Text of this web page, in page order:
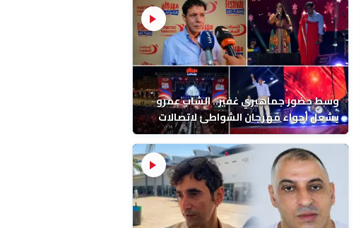
وسط حضور جماهيري غفير.. الشاب عمرو
يشعل أجواء مهرجان الشواطئ لاتصالات
المغرب بطنجة